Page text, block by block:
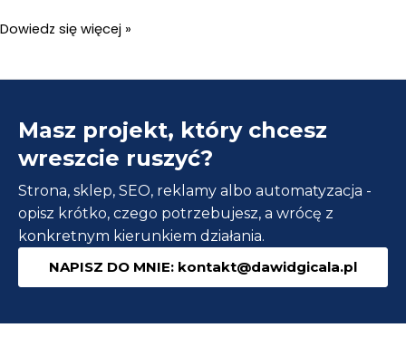
Sztuczna
co
jest
pomoże
codziennym
Dowiedz się więcej »
Masz projekt, który chcesz
wreszcie ruszyć?
Strona, sklep, SEO, reklamy albo automatyzacja -
opisz krótko, czego potrzebujesz, a wrócę z
konkretnym kierunkiem działania.
NAPISZ DO MNIE: kontakt@dawidgicala.pl